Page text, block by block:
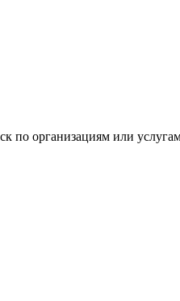
по организациям или